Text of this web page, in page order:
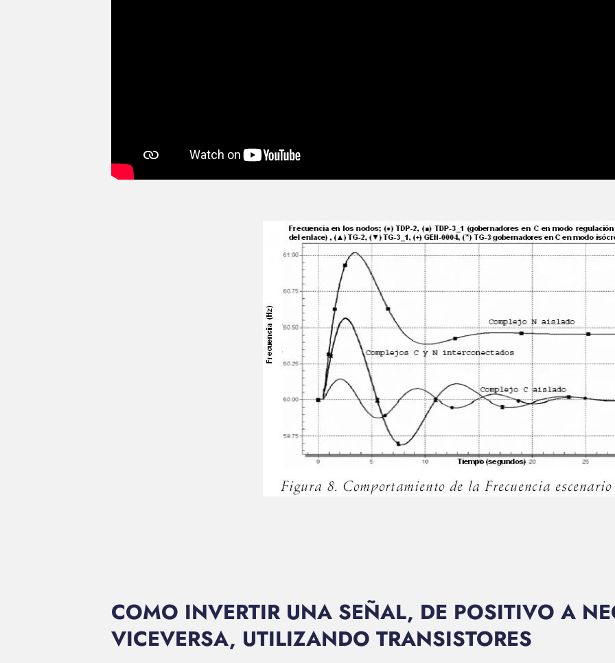
COMO INVERTIR UNA SEÑAL, DE POSITIVO A
VICEVERSA, UTILIZANDO TRANSISTORES